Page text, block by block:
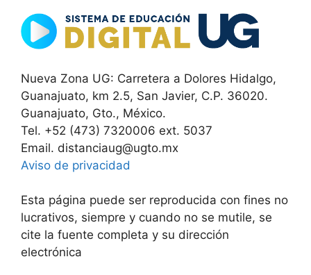
Nueva Zona UG: Carretera a Dolores Hidalgo,
Guanajuato, km 2.5, San Javier, C.P. 36020.
Guanajuato, Gto., México.
Tel. +52 (473) 7320006 ext. 5037
Email. distanciaug@ugto.mx
Aviso de privacidad
Esta página puede ser reproducida con fines no
lucrativos, siempre y cuando no se mutile, se
cite la fuente completa y su dirección
electrónica